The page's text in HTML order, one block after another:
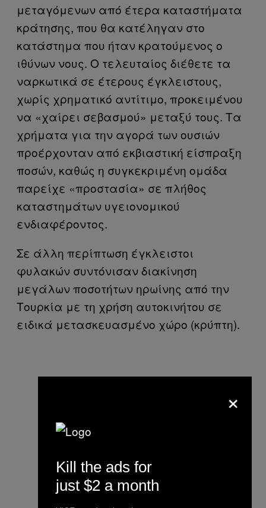
μεταγόμενων από έτερα καταστήματα
κράτησης, που θα κατέληγαν στο
κατάστημα που ήταν κρατούμενος ο
ιθύνων νους. Ο τελευταίος διέθετε τα
ναρκωτικά σε έτερους έγκλειστους,
χωρίς χρηματικό αντίτιμο, προκειμένου
να «χαίρει σεβασμού» μεταξύ τους. Τα
χρήματα για την αγορά των ουσιών
προέρχονταν από εκβιαστική είσπραξη
ποσών, καθώς η συγκεκριμένη ομάδα
παρείχε «προστασία» σε πλήθος
καταστημάτων υγειονομικού
ενδιαφέροντος.
Σε άλλη περίπτωση έγκλειστοι
φυλακών συντόνισαν διακίνηση
μεγάλων ποσοτήτων ηρωίνης από την
Τουρκία με τη χρήση αυτοκινήτου σε
ειδικά μετασκευασμένο χώρο (κρύπτη).
×
Kill the ads for
just $2 a month